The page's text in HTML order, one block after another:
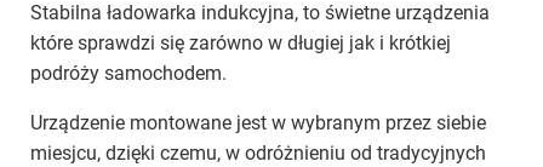
Stabilna ładowarka indukcyjna, to świetne urządzenia
które sprawdzi się zarówno w długiej jak i krótkiej
podróży samochodem.
Urządzenie montowane jest w wybranym przez siebie
miesjcu, dzięki czemu, w odróżnieniu od tradycyjnych